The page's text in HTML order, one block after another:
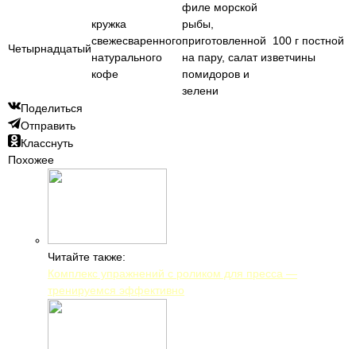
Четырнадцатый
кружка
свежесваренного
натурального
кофе
филе морской
рыбы,
приготовленной
на пару, салат из
помидоров и
зелени
100 г постной
ветчины
Поделиться
Отправить
Класснуть
Похожее
Читайте также:
Комплекс упражнений с роликом для пресса —
тренируемся эффективно